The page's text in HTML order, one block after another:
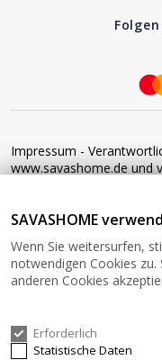
Impressum -
www.savashome.de und
senden Sie keine Waren
diesem Link: https://
fuer-waren Gerne
Montag − Freitag:
© 2026
SAVASHOME
Wenn Sie weitersurfen,
notwendigen Cookies zu.
anderen Cookies
Erforderlich
Statistische Daten